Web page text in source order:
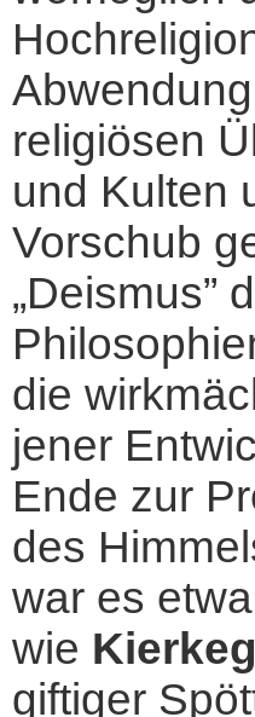
religiösen
und Kulten
Vorschub
„Deismus”
die
jener
Ende zur
des
war es
wie
giftiger